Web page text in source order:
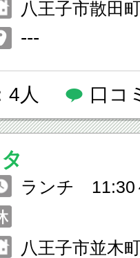
7：00
八王子市散田
---
4人 口コ
ランチ 11:30
八王子市並木